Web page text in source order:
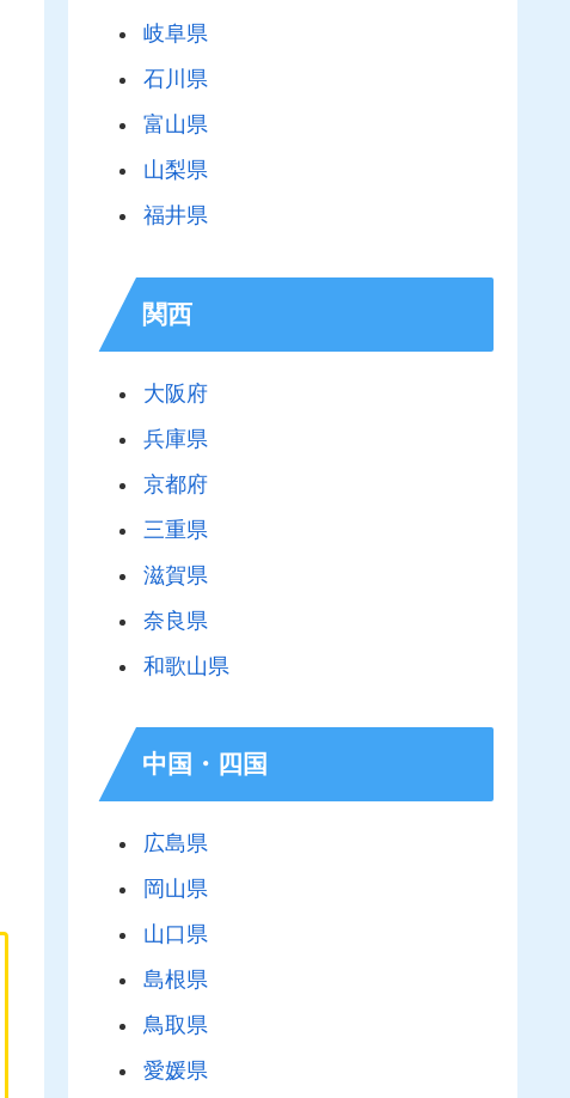
岐阜県
石川県
富山県
山梨県
福井県
関西
大阪府
兵庫県
京都府
三重県
滋賀県
奈良県
和歌山県
中国・四国
広島県
岡山県
山口県
島根県
鳥取県
愛媛県